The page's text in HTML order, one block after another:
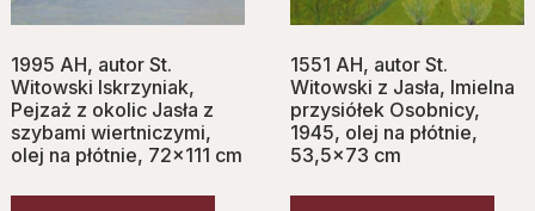
1995 AH, autor St.
Witowski Iskrzyniak,
Pejzaż z okolic Jasła z
szybami wiertniczymi,
olej na płótnie, 72×111 cm
1551 AH, autor St.
Witowski z Jasła, Imielna
przysiółek Osobnicy,
1945, olej na płótnie,
53,5×73 cm